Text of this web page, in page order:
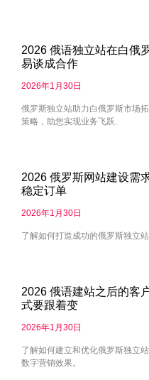
2026 俄语独立站在白俄
易谈成合作
2026年1月30日
俄罗斯独立站助力白俄罗斯市场
策略，助您实现业务飞跃.
2026 俄罗斯网站建设需
稳定订单
2026年1月30日
了解如何打造成功的俄罗斯独立
2026 俄语建站之后的客
式要跟着变
2026年1月30日
了解如何建立和优化俄罗斯独立
数字营销效果。